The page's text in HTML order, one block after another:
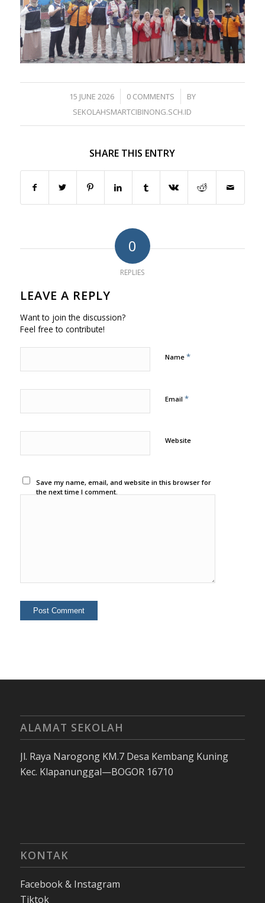
15 JUNE 2026
/ 0 COMMENTS
/
BY
SEKOLAHSMARTCIBINONG.SCH.ID
SHARE THIS ENTRY
0
REPLIES
LEAVE A REPLY
Want to join the discussion?
Feel free to contribute!
Name *
Email *
Website
Save my name, email, and website in this browser for
the next time I comment.
ALAMAT SEKOLAH
Jl. Raya Narogong KM.7 Desa Kembang Kuning
Kec. Klapanunggal—BOGOR 16710
KONTAK
Facebook & Instagram
Tiktok